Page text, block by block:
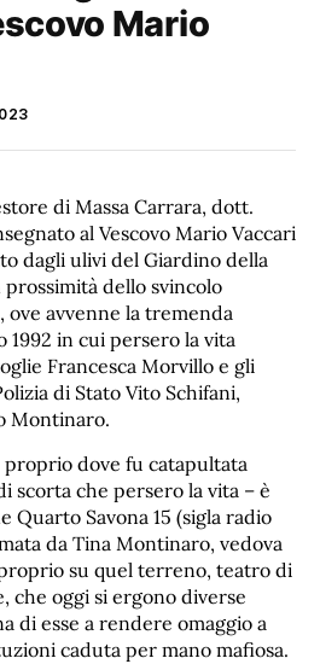
Mario
di Massa Carrara, dott.
al Vescovo Mario Vaccari
dagli ulivi del Giardino della
dello svincolo
ove avvenne la tremenda
1992 in cui persero la vita
Francesca Morvillo e gli
di Stato Vito Schifani,
Montinaro.
dove fu catapultata
scorta che persero la vita – è
Quarto Savona 15 (sigla radio
da Tina Montinaro, vedova
su quel terreno, teatro di
che oggi si ergono diverse
di esse a rendere omaggio a
caduta per mano mafiosa.